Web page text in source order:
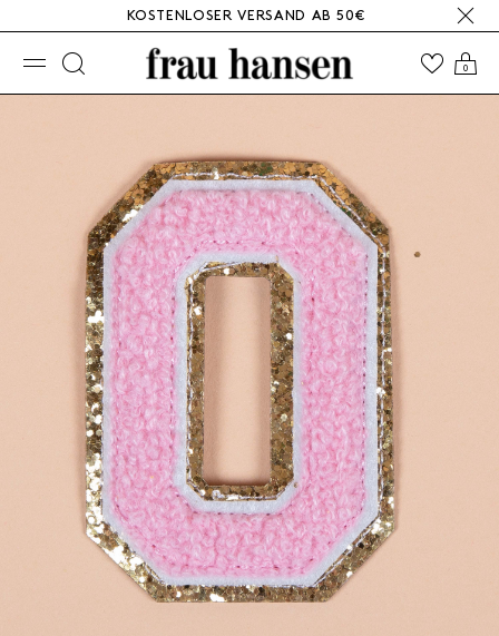
KOSTENLOSER VERSAND AB 50€
0
☰